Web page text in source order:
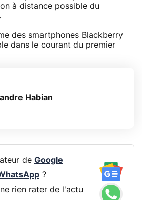
à distance possible du
des smartphones Blackberry
dans le courant du premier
Habian
de Google
?
rien rater de l'actu